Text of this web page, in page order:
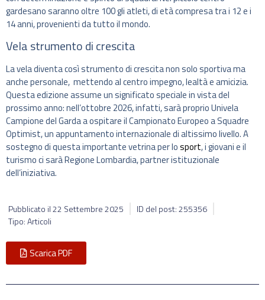
gardesano saranno oltre 100 gli atleti, di età compresa tra i 12 e i
14 anni, provenienti da tutto il mondo.
Vela strumento di crescita
La vela diventa così strumento di crescita non solo sportiva ma
anche personale, mettendo al centro impegno, lealtà e amicizia.
Questa edizione assume un significato speciale in vista del
prossimo anno: nell’ottobre 2026, infatti, sarà proprio Univela
Campione del Garda a ospitare il Campionato Europeo a Squadre
Optimist, un appuntamento internazionale di altissimo livello. A
sostegno di questa importante vetrina per losport, i giovani e il
turismo ci sarà Regione Lombardia, partner istituzionale
dell’iniziativa.
Pubblicato il22 Settembre 2025
ID del post: 255356
Tipo: Articoli
Scarica PDF